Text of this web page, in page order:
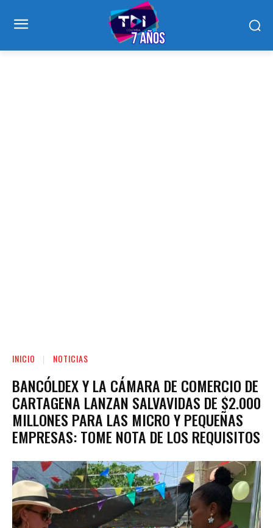
INICIO NOTICIAS
BANCÓLDEX Y LA CÁMARA DE COMERCIO DE
CARTAGENA LANZAN SALVAVIDAS DE $2.000
MILLONES PARA LAS MICRO Y PEQUEÑAS
EMPRESAS: TOME NOTA DE LOS REQUISITOS